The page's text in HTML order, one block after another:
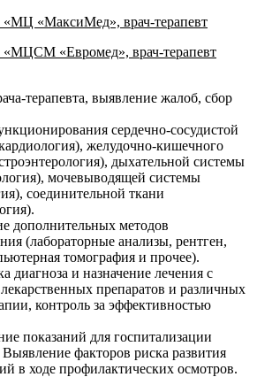
«МаксиМед», врач-терапевт
«Евромед», врач-терапевт
терапевта, выявление жалоб, сбор
сердечно-сосудистой
желудочно-кишечного
дыхательной системы
мочевыводящей системы
соединительной ткани
дополнительных методов
(лабораторные анализы, рентген,
томография и прочее).
диагноза и назначение лечения с
препаратов и различных
контроль за эффективностью
показаний для госпитализации
факторов риска развития
в ходе профилактических осмотров.